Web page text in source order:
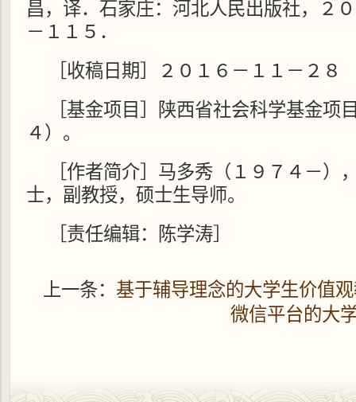
昌，译．石家庄：河北人民出版社，２
－１１５．
［收稿日期］２０１６－１１－２８
［基金项目］陕西省社会科学基金项
４）。
［作者简介］马多秀（１９７４－）
士，副教授，硕士生导师。
［责任编辑：陈学涛］
上一条： 基于辅导理念的大学生价值
微信平台的大